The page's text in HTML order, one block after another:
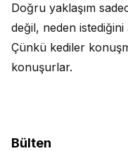
Doğru yaklaşım
değil, neden istediğini
Çünkü kediler
konuşurlar.
Bülten